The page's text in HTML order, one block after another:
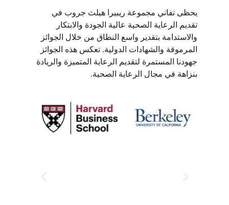
يحظى تفاني مجموعة ريبيرا هيلث جروب في
تقديم الرعاية الصحية عالية الجودة والابتكار
والاستدامة بتقدير واسع النطاق من خلال الجوائز
المرموقة والشهادات الدولية. تعكس هذه الجوائز
جهودنا المستمرة لتقديم الرعاية المتميزة والريادة
بنزاهة في مجال الرعاية الصحية.